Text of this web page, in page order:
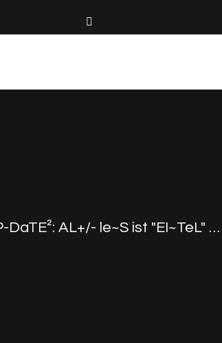
DaTE²: AL+/- le~S ist "EI~TeL" …